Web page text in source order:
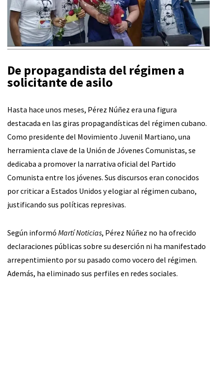
De propagandista del régimen a
solicitante de asilo
Hasta hace unos meses, Pérez Núñez era una figura
destacada en las giras propagandísticas del régimen cubano.
Como presidente del Movimiento Juvenil Martiano, una
herramienta clave de la Unión de Jóvenes Comunistas, se
dedicaba a promover la narrativa oficial del Partido
Comunista entre los jóvenes. Sus discursos eran conocidos
por criticar a Estados Unidos y elogiar al régimen cubano,
justificando sus políticas represivas.
Según informó Martí Noticias, Pérez Núñez no ha ofrecido
declaraciones públicas sobre su deserción ni ha manifestado
arrepentimiento por su pasado como vocero del régimen.
Además, ha eliminado sus perfiles en redes sociales.